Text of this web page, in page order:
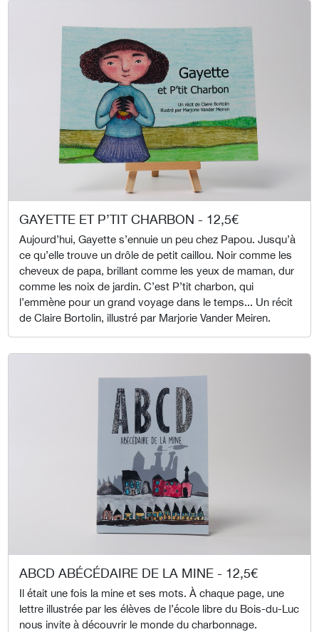
GAYETTE ET P’TIT CHARBON - 12,5€
Aujourd’hui, Gayette s’ennuie un peu chez Papou. Jusqu’à
ce qu’elle trouve un drôle de petit caillou. Noir comme les
cheveux de papa, brillant comme les yeux de maman, dur
comme les noix de jardin. C’est P’tit charbon, qui
l’emmène pour un grand voyage dans le temps... Un récit
de Claire Bortolin, illustré par Marjorie Vander Meiren.
ABCD ABÉCÉDAIRE DE LA MINE - 12,5€
Il était une fois la mine et ses mots. À chaque page, une
lettre illustrée par les élèves de l’école libre du Bois-du-Luc
nous invite à découvrir le monde du charbonnage.